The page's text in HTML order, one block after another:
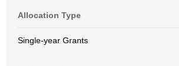
Allocation Type
Single-year Grants